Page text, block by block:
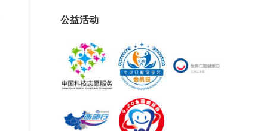
公益活动